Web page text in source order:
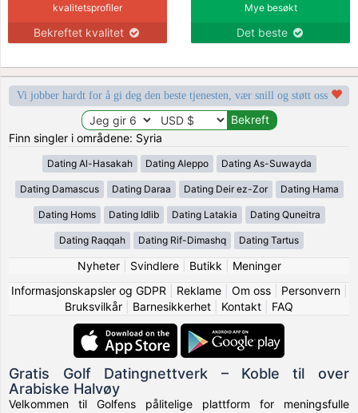
kvalitetsprofiler
Bekreftet kvalitet
Mye besøkt
Det beste
Vi jobber hardt for å gi deg den beste tjenesten, vær snill og støtt oss
Finn singler i områdene: Syria
Dating Al-Hasakah Dating Aleppo Dating As-Suwayda
Dating Damascus Dating Daraa Dating Deir ez-Zor Dating Hama
Dating Homs Dating Idlib Dating Latakia Dating Quneitra
Dating Raqqah Dating Rif-Dimashq Dating Tartus
Nyheter| Svindlere| Butikk
Meninger
Informasjonskapsler og GDPR
Reklame| Om oss| Personvern|
Bruksvilkår
Barnesikkerhet Kontakt FAQ
Gratis Golf Datingnettverk – Koble til over
Arabiske Halvøy
Velkommen til Golfens pålitelige plattform for meningsfulle